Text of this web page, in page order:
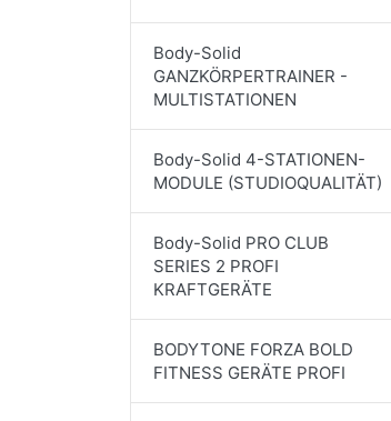
Body-Solid
GANZKÖRPERTRAINER -
MULTISTATIONEN
Body-Solid 4-STATIONEN-
MODULE (STUDIOQUALITÄT)
Body-Solid PRO CLUB
SERIES 2 PROFI
KRAFTGERÄTE
BODYTONE FORZA BOLD
FITNESS GERÄTE PROFI